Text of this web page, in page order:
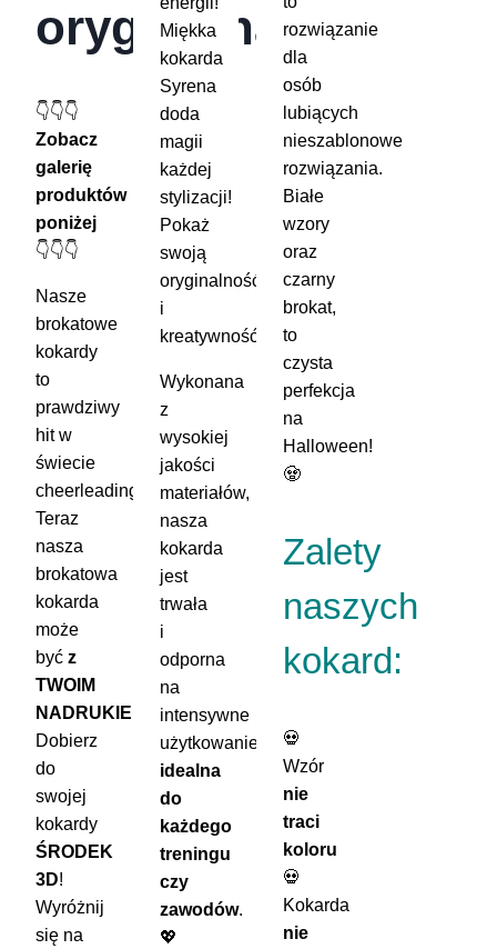
oryginalna!
👇👇👇
Zobacz
galerię
produktów
poniżej
👇👇👇
Nasze
brokatowe
kokardy
to
prawdziwy
hit w
świecie
cheerleadingu!
Teraz
nasza
brokatowa
kokarda
może
być z
TWOIM
NADRUKIEM
Dobierz
do
swojej
kokardy
ŚRODEK
3D!
Wyróżnij
się na
Miękka
kokarda
Syrena
doda
magii
każdej
stylizacji!
Pokaż
swoją
oryginalność
i
kreatywność! 🎀
Wykonana
z
wysokiej
jakości
materiałów,
nasza
kokarda
jest
trwała
i
odporna
na
intensywne
użytkowanie,
idealna
do
każdego
treningu
czy
zawodów.
💖
rozwiązanie
dla
osób
lubiących
nieszablonowe
rozwiązania.
Białe
wzory
oraz
czarny
brokat,
to
czysta
perfekcja
na
Halloween!
🧟
Zalety
naszych
kokard:
💀
Wzór
nie
traci
koloru
💀
Kokarda
nie